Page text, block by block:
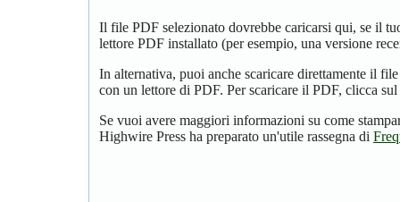
Il file PDF selezionato dovrebbe caricarsi qui, se il
lettore PDF installato (per esempio, una versione
In alternativa, puoi anche scaricare direttamente il
con un lettore di PDF. Per scaricare il PDF, clicca
Se vuoi avere maggiori informazioni su come
Highwire Press ha preparato un'utile rassegna di